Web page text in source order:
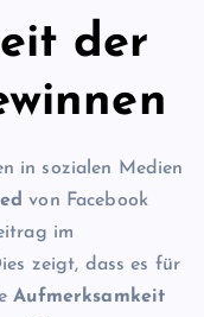
der
in sozialen Medien
von Facebook
im
zeigt, dass es für
Aufmerksamkeit